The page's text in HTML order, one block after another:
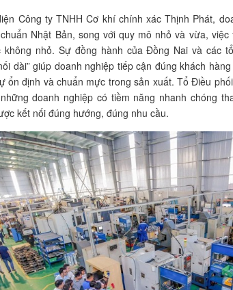
Công ty TNHH Cơ khí chính xác Thịnh Phát,
Nhật Bản, song với quy mô nhỏ và vừa,
không nhỏ. Sự đồng hành của Đồng Nai và các
dài” giúp doanh nghiệp tiếp cận đúng khách
ổn định và chuẩn mực trong sản xuất. Tổ Điều
doanh nghiệp có tiềm năng nhanh chóng
kết nối đúng hướng, đúng nhu cầu.